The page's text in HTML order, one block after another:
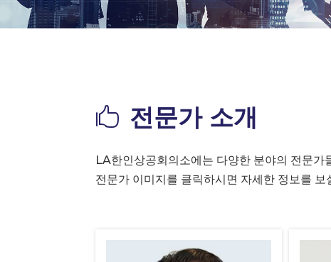
 전문가 소개
LA한인상공회의소에는 다양한 분야의 전문가
전문가 이미지를 클릭하시면 자세한 정보를 보